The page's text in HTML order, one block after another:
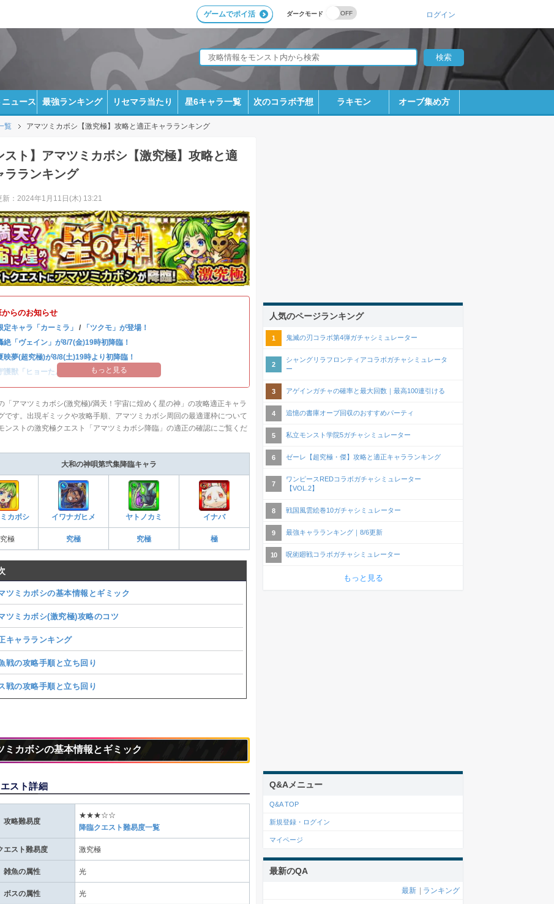
ダークモード
ゲームでポイ活 ログイン
ュース 最強ランキング リセマラ当たり 星6キャラ一覧 次のコラボ予想 ラキモン オーブ集め方
覧 アマツミカボシ【激究極】攻略と適正キャラランキング
スト】アマツミカボシ【激究極】攻略と適
ラランキング
新：2024年1月11日(木) 13:21
からのお知らせ
定キャラ「カーミラ」 /
「ツクモ」が登場！
絶「ヴェイン」が8/7(金)19時初降臨！
映夢(超究極)が8/8(土)19時より初降臨！
護獣「ヒョーたん」が登場！もっと見る
「アマツミカボシ(激究極)/満天！宇宙に煌めく星の神」の攻略適正キャラ
です。出現ギミックや攻略手順、アマツミカボシ周回の最適運枠について
ンストの激究極クエスト「アマツミカボシ降臨」の適正の確認にご覧くだ
大和の神唄第弐集降臨キャラ
カボシ イワナガヒメ ヤトノカミ イナバ
極 究極 究極 極
ツミカボシの基本情報とギミック
ツミカボシ(激究極)攻略のコツ
キャラランキング
戦の攻略手順と立ち回り
戦の攻略手順と立ち回り
ミカボシの基本情報とギミック
スト詳細
攻略難易度
★★★☆☆
降臨クエスト難易度一覧
エスト難易度 激究極
雑魚の属性 光
ボスの属性 光
人気のページランキング
鬼滅の刃コラボ第4弾ガチャシミュレーター
シャングリラフロンティアコラボガチャシミュレータ
ー
アゲインガチャの確率と最大回数｜最高100連引ける
追憶の書庫オーブ回収のおすすめパーティ
私立モンスト学院5ガチャシミュレーター
ゼーレ【超究極・傑】攻略と適正キャラランキング
ワンピースREDコラボガチャシミュレーター
【VOL.2】
戦国風雲絵巻10ガチャシミュレーター
最強キャラランキング｜8/6更新
呪術廻戦コラボガチャシミュレーター
もっと見る
Q&Aメニュー
Q&A TOP
新規登録・ログイン
マイページ
最新のQA
最新 ランキング